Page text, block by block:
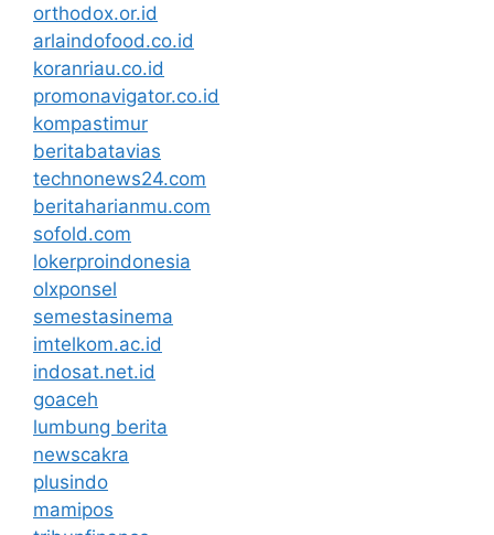
orthodox.or.id
arlaindofood.co.id
koranriau.co.id
promonavigator.co.id
kompastimur
beritabatavias
technonews24.com
beritaharianmu.com
sofold.com
lokerproindonesia
olxponsel
semestasinema
imtelkom.ac.id
indosat.net.id
goaceh
lumbung berita
newscakra
plusindo
mamipos